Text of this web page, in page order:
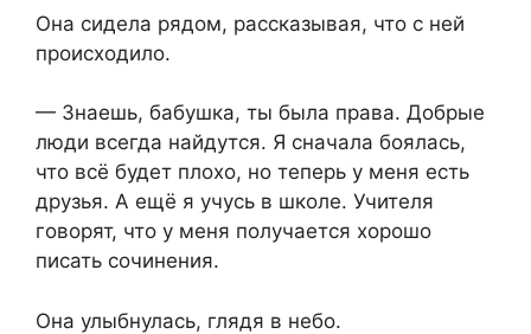
Она сидела рядом, рассказывая, что с ней
происходило.
— Знаешь, бабушка,⁨ ты была права. Добрые
люди всегда найдутся. Я сначала боялась,
что всё будет плохо,⁨ но теперь у меня есть
друзья. А ещё я учусь в школе. Учителя
говорят, что у меня получается хорошо
писать сочинения.
Она улыбнулась,⁨ глядя в небо.